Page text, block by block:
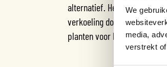
We
media,
verstrekt
alternatief. Het geeft
verkoeling door
planten voor bijen en